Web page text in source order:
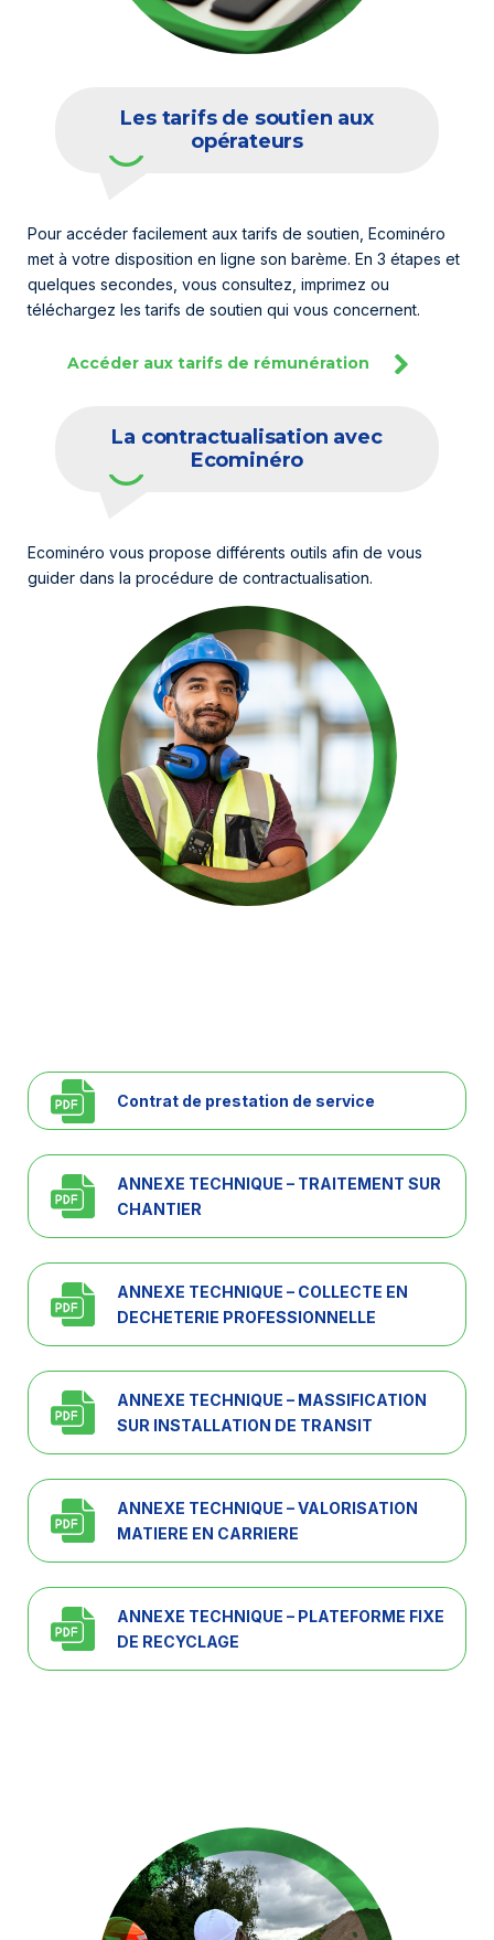
Les tarifs de soutien aux
opérateurs
Pour accéder facilement aux tarifs de soutien, Ecominéro
met à votre disposition en ligne son barème. En 3 étapes et
quelques secondes, vous consultez, imprimez ou
téléchargez les tarifs de soutien qui vous concernent.
Accéder aux tarifs de rémunération
La contractualisation avec
Ecominéro
Ecominéro vous propose différents outils afin de vous
guider dans la procédure de contractualisation.
Contrat de prestation de service
ANNEXE TECHNIQUE – TRAITEMENT SUR
CHANTIER
ANNEXE TECHNIQUE – COLLECTE EN
DECHETERIE PROFESSIONNELLE
ANNEXE TECHNIQUE – MASSIFICATION
SUR INSTALLATION DE TRANSIT
ANNEXE TECHNIQUE – VALORISATION
MATIERE EN CARRIERE
ANNEXE TECHNIQUE – PLATEFORME FIXE
DE RECYCLAGE